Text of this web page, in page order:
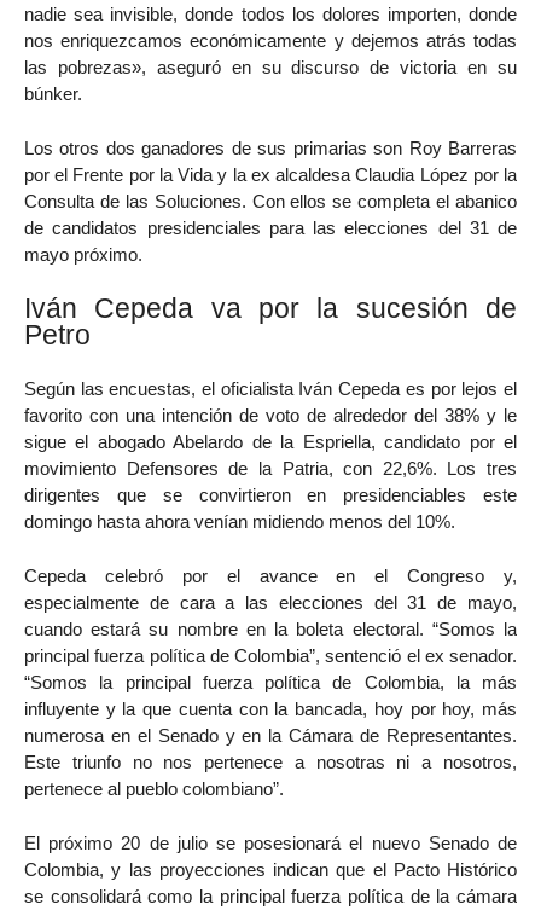
nadie sea invisible, donde todos los dolores importen, donde
nos enriquezcamos económicamente y dejemos atrás todas
las pobrezas», aseguró en su discurso de victoria en su
búnker.
Los otros dos ganadores de sus primarias son Roy Barreras
por el Frente por la Vida y la ex alcaldesa Claudia López por la
Consulta de las Soluciones. Con ellos se completa el abanico
de candidatos presidenciales para las elecciones del 31 de
mayo próximo.
Iván Cepeda va por la sucesión de
Petro
Según las encuestas, el oficialista Iván Cepeda es por lejos el
favorito con una intención de voto de alrededor del 38% y le
sigue el abogado Abelardo de la Espriella, candidato por el
movimiento Defensores de la Patria, con 22,6%. Los tres
dirigentes que se convirtieron en presidenciables este
domingo hasta ahora venían midiendo menos del 10%.
Cepeda celebró por el avance en el Congreso y,
especialmente de cara a las elecciones del 31 de mayo,
cuando estará su nombre en la boleta electoral. “Somos la
principal fuerza política de Colombia”, sentenció el ex senador.
“Somos la principal fuerza política de Colombia, la más
influyente y la que cuenta con la bancada, hoy por hoy, más
numerosa en el Senado y en la Cámara de Representantes.
Este triunfo no nos pertenece a nosotras ni a nosotros,
pertenece al pueblo colombiano”.
El próximo 20 de julio se posesionará el nuevo Senado de
Colombia, y las proyecciones indican que el Pacto Histórico
se consolidará como la principal fuerza política de la cámara